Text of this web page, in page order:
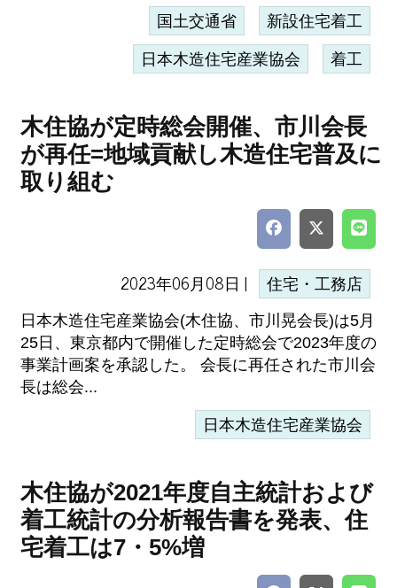
国土交通省 新設住宅着工
日本木造住宅産業協会 着工
木住協が定時総会開催、市川会長
が再任=地域貢献し木造住宅普及に
取り組む
2023年06月08日 | 住宅・工務店
日本木造住宅産業協会(木住協、市川晃会長)は5月
25日、東京都内で開催した定時総会で2023年度の
事業計画案を承認した。 会長に再任された市川会
長は総会...
日本木造住宅産業協会
木住協が2021年度自主統計および
着工統計の分析報告書を発表、住
宅着工は7・5%増